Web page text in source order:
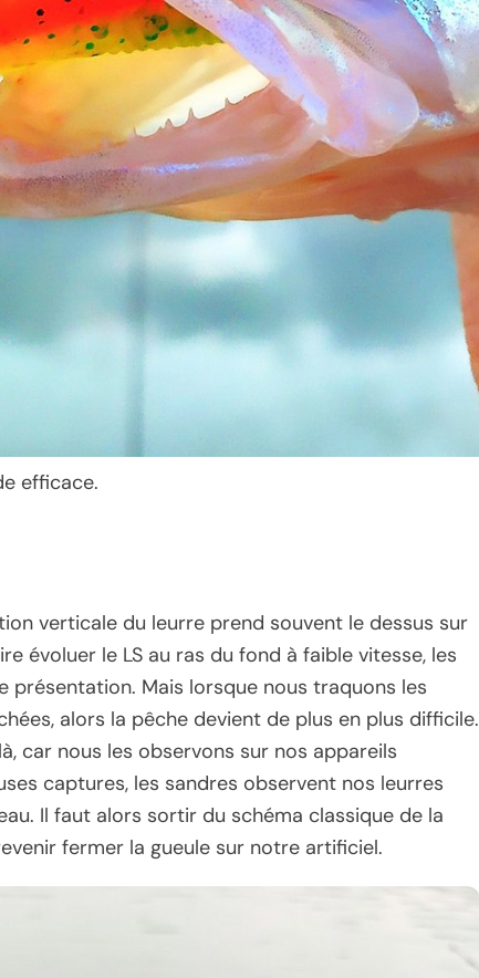
efficace.
verticale du leurre prend souvent le dessus sur
évoluer le LS au ras du fond à faible vitesse, les
Mais lorsque nous traquons les
alors la pêche devient de plus en plus difficile.
car nous les observons sur nos appareils
captures, les sandres observent nos leurres
Il faut alors sortir du schéma classique de la
fermer la gueule sur notre artificiel.